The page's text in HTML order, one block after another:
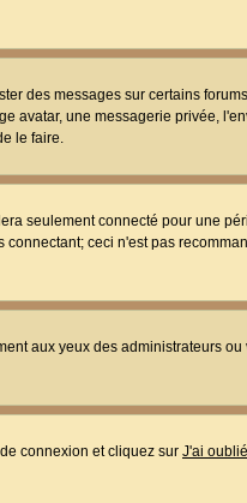
des messages sur certains
avatar, une messagerie privée,
le faire.
seulement connecté pour une
ceci n'est pas
aux yeux des administrateurs ou
connexion et cliquez sur J'ai